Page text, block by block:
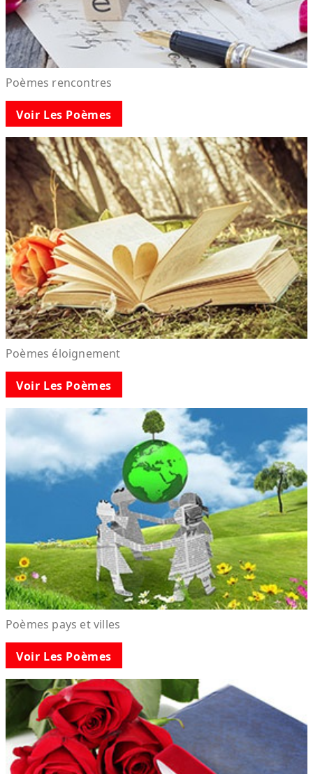
Poèmes rencontres
Voir Les Poèmes
Poèmes éloignement
Voir Les Poèmes
Poèmes pays et villes
Voir Les Poèmes